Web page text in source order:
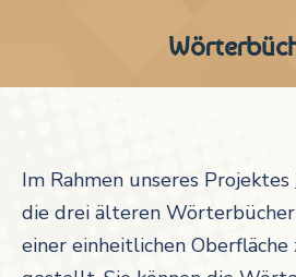
Im Rahmen unseres Projektes
die drei älteren
einer einheitlichen